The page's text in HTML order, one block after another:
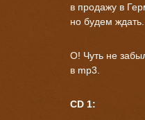
в продажу в
но будем
О! Чуть не
в mp3.
CD 1: